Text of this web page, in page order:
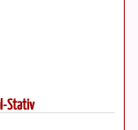
Stativ